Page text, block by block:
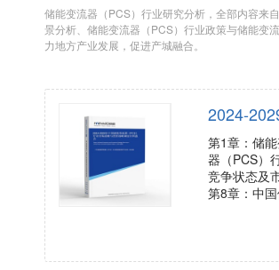
储能变流器（PCS）行业研究分析，全部内容来
景分析、储能变流器（PCS）行业政策与储能变
力地方产业发展，促进产城融合。
2024-
第1章：储
器（PCS）
竞争状态及
第8章：中